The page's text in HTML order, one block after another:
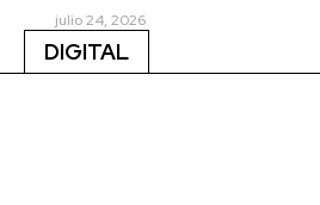
julio 24, 2026
DIGITAL